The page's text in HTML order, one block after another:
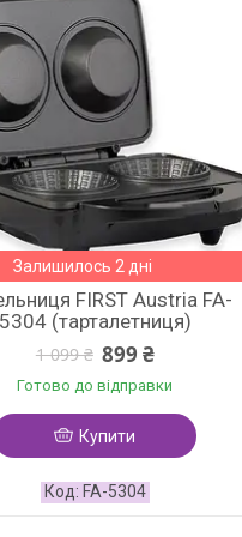
Залишилось 2 дні
FIRST Austria FA-
(тарталетниця)
1 099 ₴ 899 ₴
Готово до відправки
Купити
FA-5304